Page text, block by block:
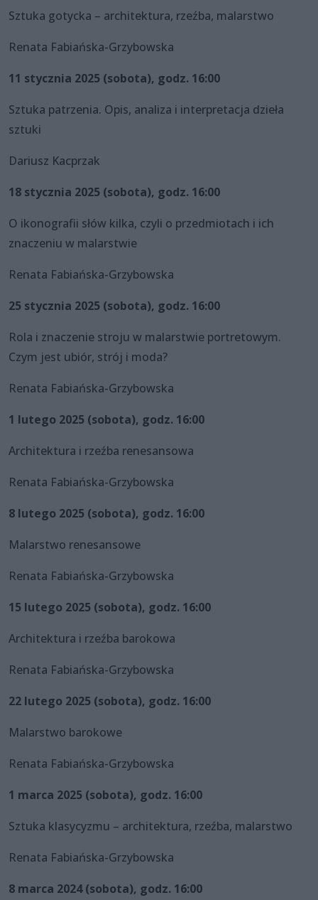
Sztuka gotycka – architektura, rzeźba, malarstwo
Renata Fabiańska-Grzybowska
11 stycznia 2025 (sobota), godz. 16:00
Sztuka patrzenia. Opis, analiza i interpretacja dzieła
sztuki
Dariusz Kacprzak
18 stycznia 2025 (sobota), godz. 16:00
O ikonografii słów kilka, czyli o przedmiotach i ich
znaczeniu w malarstwie
Renata Fabiańska-Grzybowska
25 stycznia 2025 (sobota), godz. 16:00
Rola i znaczenie stroju w malarstwie portretowym.
Czym jest ubiór, strój i moda?
Renata Fabiańska-Grzybowska
1 lutego 2025 (sobota), godz. 16:00
Architektura i rzeźba renesansowa
Renata Fabiańska-Grzybowska
8 lutego 2025 (sobota), godz. 16:00
Malarstwo renesansowe
Renata Fabiańska-Grzybowska
15 lutego 2025 (sobota), godz. 16:00
Architektura i rzeźba barokowa
Renata Fabiańska-Grzybowska
22 lutego 2025 (sobota), godz. 16:00
Malarstwo barokowe
Renata Fabiańska-Grzybowska
1 marca 2025 (sobota), godz. 16:00
Sztuka klasycyzmu – architektura, rzeźba, malarstwo
Renata Fabiańska-Grzybowska
8 marca 2024 (sobota), godz. 16:00